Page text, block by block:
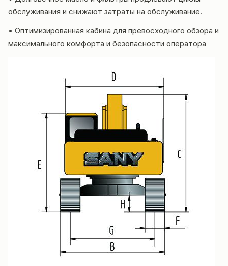
обслуживания и снижают затраты на обслуживание.
• Оптимизированная кабина для превосходного обзора и
максимального комфорта и безопасности оператора